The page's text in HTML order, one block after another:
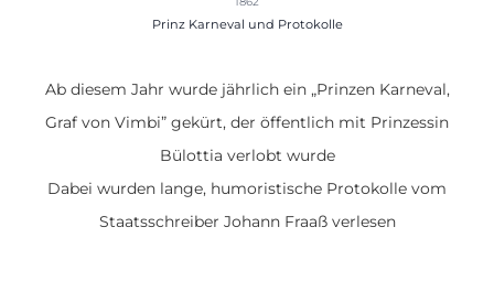
Prinz Karneval und Protokolle
Ab diesem Jahr wurde jährlich ein „Prinzen Karneval,
Graf von Vimbi” gekürt, der öffentlich mit Prinzessin
Bülottia verlobt wurde
Dabei wurden lange, humoristische Protokolle vom
Staatsschreiber Johann Fraaß verlesen